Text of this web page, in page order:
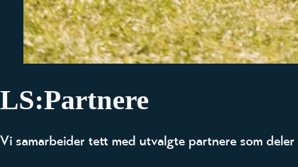
LS:Partnere
Vi samarbeider tett med utvalgte partnere som